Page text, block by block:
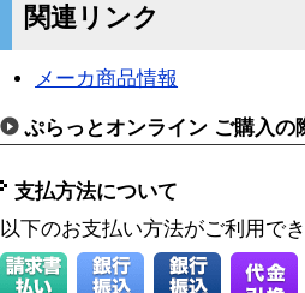
関連リンク
メーカ商品情報
ぷらっとオンライン ご購入の
支払方法について
以下のお支払い方法がご利用で